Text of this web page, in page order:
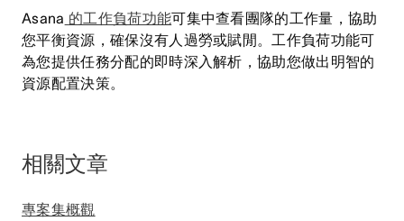
Asana 的工作負荷功能可集中查看團隊的工作量，協助
您平衡資源，確保沒有人過勞或賦閒。工作負荷功能可
為您提供任務分配的即時深入解析，協助您做出明智的
資源配置決策。
相關文章
專案集概觀